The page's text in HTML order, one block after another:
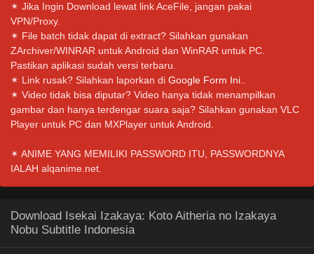
✴ Jika Ingin Download lewat link AceFile, jangan pakai
VPN/Proxy.
✴ File batch tidak dapat di extract? Silahkan gunakan
ZArchiver/WINRAR untuk Android dan WinRAR untuk PC.
Pastikan aplikasi sudah versi terbaru.
✴ Link rusak? Silahkan laporkan di Google Form Ini.
✴ Video tidak bisa diputar? Video hanya tidak menampilkan
gambar dan hanya terdengar suara saja? Silahkan gunakan VLC
Player untuk PC dan MXPlayer untuk Android.
✴ ANIME YANG MEMILIKI PASSWORD ITU, PASSWORDNYA
IALAH alqanime.net.
Download Isekai Izakaya: Koto Aitheria no Izakaya
Nobu Subtitle Indonesia